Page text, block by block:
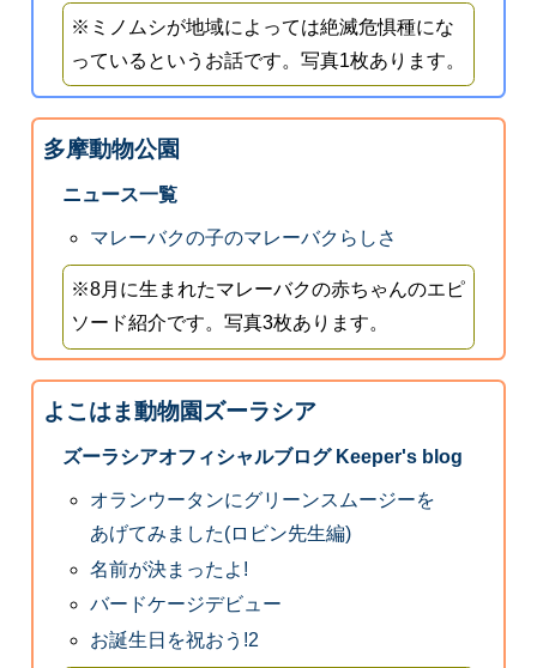
※ミノムシが地域によっては絶滅危惧種にな
っているというお話です。写真1枚あります。
多摩動物公園
ニュース一覧
マレーバクの子のマレーバクらしさ
※8月に生まれたマレーバクの赤ちゃんのエピ
ソード紹介です。写真3枚あります。
よこはま動物園ズーラシア
ズーラシアオフィシャルブログ Keeper's blog
オランウータンにグリーンスムージーを
あげてみました(ロビン先生編)
名前が決まったよ!
バードケージデビュー
お誕生日を祝おう!2